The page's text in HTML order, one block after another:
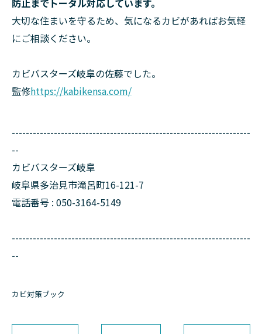
防止までトータル対応しています。
大切な住まいを守るため、気になるカビがあればお気軽
にご相談ください。
カビバスターズ岐阜の佐藤でした。
監修https://kabikensa.com/
--------------------------------------------------------------------
--
カビバスターズ岐阜
岐阜県多治見市滝呂町16-121-7
電話番号 : 050-3164-5149
--------------------------------------------------------------------
--
カビ対策ブック